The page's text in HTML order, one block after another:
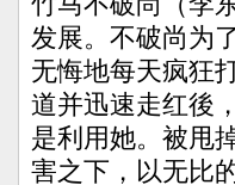
发展。不破尚为
无悔地每天疯狂
道并迅速走红後
是利用她。被甩
害之下，以无比